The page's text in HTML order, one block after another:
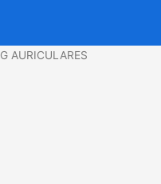
AURICULARES